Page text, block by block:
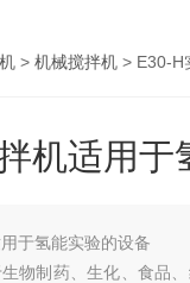
> 机械搅拌机 > E30-H
机适用于
于氢能实验的设备
物制药、生化、食品